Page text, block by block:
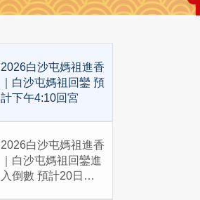
2026白沙屯媽祖進香
｜白沙屯媽祖回鑾 預
計下午4:10回宮
2026白沙屯媽祖進香
｜白沙屯媽祖回鑾進
入倒數 預計20日回